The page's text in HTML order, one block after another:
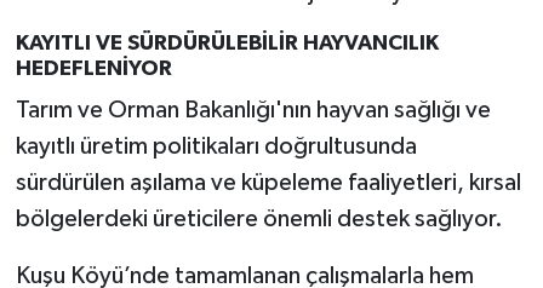
KAYITLI VE SÜRDÜRÜLEBİLİR HAYVANCILIK
HEDEFLENİYOR
Tarım ve Orman Bakanlığı'nın hayvan sağlığı ve
kayıtlı üretim politikaları doğrultusunda
sürdürülen aşılama ve küpeleme faaliyetleri, kırsal
bölgelerdeki üreticilere önemli destek sağlıyor.
Kuşu Köyü’nde tamamlanan çalışmalarla hem